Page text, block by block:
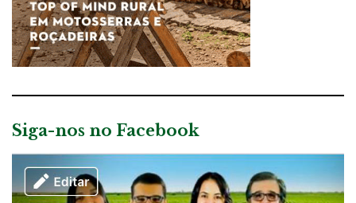
Siga-nos no Facebook